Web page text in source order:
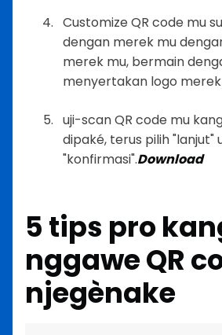
Customize QR code mu
dengan merek mu
merek mu, bermain
menyertakan logo merek
uji-scan QR code mu
dipaké, terus pilih "lanjut"
"konfirmasi".Download
5 tips pro
nggawe QR
njegènake